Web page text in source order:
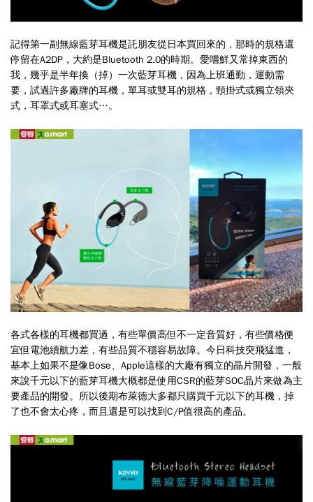
記得第一副無線藍芽耳機是託朋友從日本買回來的，那時的規格還
停留在A2DP，大約是Bluetooth 2.0的時期。愛嚐鮮又常掉東西的
我，幾乎是半年換（掉）一次藍芽耳機，因為上班通勤，運動需
要，試過許多廠牌的耳機，單耳或雙耳的規格，頸掛式或獨立領夾
式，耳罩式或耳塞式…。
各式各樣的耳機都買過，有些單價高但不一定音質好，有些價格便
宜但電池續航力差，有些品質不穩容易故障。今日科技突飛猛進，
基本上如果不是像Bose、Apple這樣的大廠有獨立的晶片開發，一般
來說千元以下的藍芽耳機大概都是使用CSR的藍芽SOC晶片來做為主
要產品的開發。所以後期布萊德大多都只購買千元以下的耳機，掉
了也不會太心疼，而且還是可以找到C/P值很高的產品。